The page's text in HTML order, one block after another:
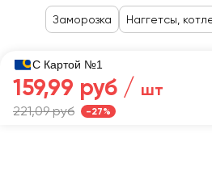
Заморозка Наггетсы,
С Картой №1
159,99 руб / шт
221,09 руб -27%
Главная